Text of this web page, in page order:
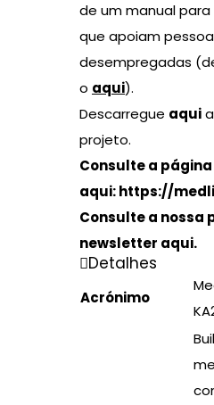
de um manual para
que apoiam
desempregadas
o aqui).
Descarregue aqui
projeto.
Consulte a
aqui:https://
Consulte a nossa
newsletter aqui.
Detalhes
Acrónimo